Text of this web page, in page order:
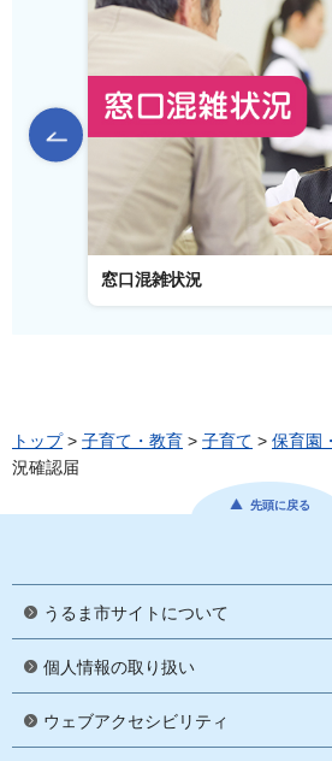
前のスライドを表示
窓口混雑状況
トップ> 子育て・教育 > 子育て > 保育園
況確認届
先頭に戻る
うるま市サイトについて
個人情報の取り扱い
ウェブアクセシビリティ